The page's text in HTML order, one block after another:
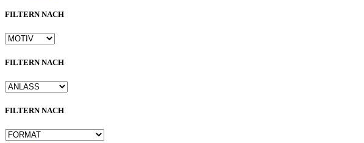
FILTERN NACH
FILTERN NACH
FILTERN NACH